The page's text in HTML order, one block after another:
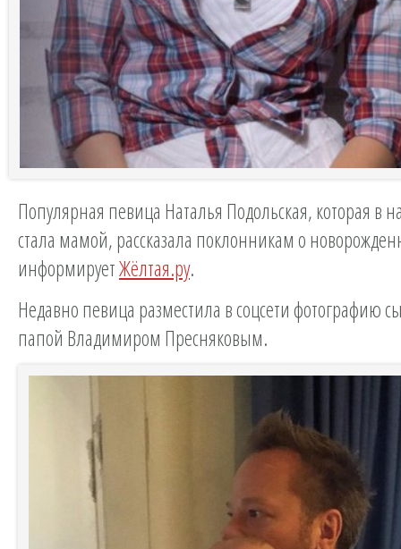
Популярная певица Наталья Подольская, которая в
стала мамой, рассказала поклонникам о
информируетЖёлтая.ру.
Недавно певица разместила в соцсети фотографию
папой Владимиром Пресняковым.